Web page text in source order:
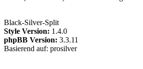
Black-Silver-Split
Style Version: 1.4.0
phpBB Version: 3.3.11
Basierend auf: prosilver